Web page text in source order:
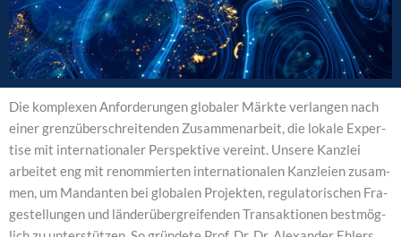
Die kom­ple­xen Anfor­de­run­gen glo­ba­ler Märk­te ver­lan­gen nach
einer grenz­über­schrei­ten­den Zusam­men­ar­beit, die loka­le Exper­
ti­se mit inter­na­tio­na­ler Per­spek­ti­ve ver­eint. Unse­re Kanz­lei
arbei­tet eng mit renom­mier­ten inter­na­tio­na­len Kanz­lei­en zusam­
men, um Man­dan­ten bei glo­ba­len Pro­jek­ten, regu­la­to­ri­schen Fra­
ge­stel­lun­gen und län­der­über­grei­fen­den Trans­ak­tio­nen best­mög­